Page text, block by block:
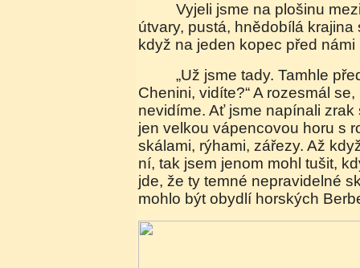
Vyjeli jsme na plošinu mezi vysokými skalními
útvary, pustá, hnědobílá krajina
když na jeden kopec před námi
„Už jsme tady. Tamhle před námi je vesnice –
Chenini, vidíte?“ A rozesmál
nevidíme. Ať jsme napínali
jen velkou vápencovou horu s
skálami, rýhami, zářezy. Až
ní, tak jsem jenom mohl tušit,
jde, že ty temné nepravidelné
mohlo být obydlí horských